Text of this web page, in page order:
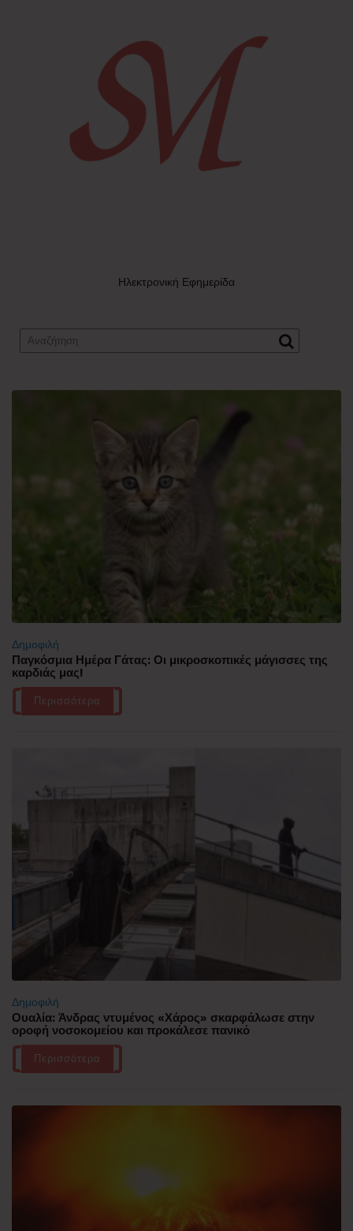
Ηλεκτρονική Εφημερίδα
Δημοφιλή
Παγκόσμια Ημέρα Γάτας: Οι μικροσκοπικές μάγισσες της
καρδιάς μας!
Περισσότερα
Δημοφιλή
Ουαλία: Άνδρας ντυμένος «Χάρος» σκαρφάλωσε στην
οροφή νοσοκομείου και προκάλεσε πανικό
Περισσότερα